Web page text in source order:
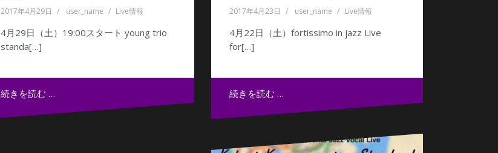
2017年4月29日 user_name Live情報
4月29日（土）19:00スタート young trio
standa[…]
続きを読む …
2017年4月23日 user_name Live情報
4月22日（土）fortissimo in jazz Live
for[…]
続きを読む …